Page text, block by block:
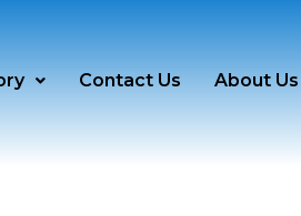
Contact Us About Us